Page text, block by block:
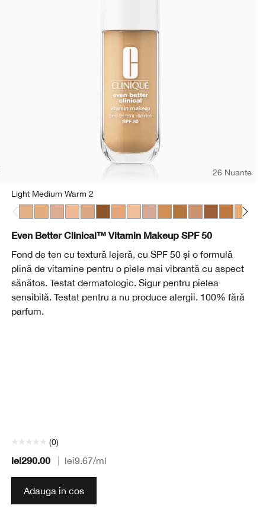
26 Nuante
Light Medium Warm 2
Even Better Clinical™ Vitamin Makeup SPF 50
Fond de ten cu textură lejeră, cu SPF 50 și o formulă
plină de vitamine pentru o piele mai vibrantă cu aspect
sănătos. Testat dermatologic. Sigur pentru pielea
sensibilă. Testat pentru a nu produce alergii. 100% fără
parfum.
(0)
lei290.00 lei9.67/ml
Adauga in cos